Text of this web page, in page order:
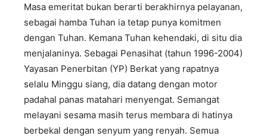
Masa emeritat bukan berarti berakhirnya pelayanan,
sebagai hamba Tuhan ia tetap punya komitmen
dengan Tuhan. Kemana Tuhan kehendaki, di situ dia
menjalaninya. Sebagai Penasihat (tahun 1996-2004)
Yayasan Penerbitan (YP) Berkat yang rapatnya
selalu Minggu siang, dia datang dengan motor
padahal panas matahari menyengat. Semangat
melayani sesama masih terus membara di hatinya
berbekal dengan senyum yang renyah. Semua